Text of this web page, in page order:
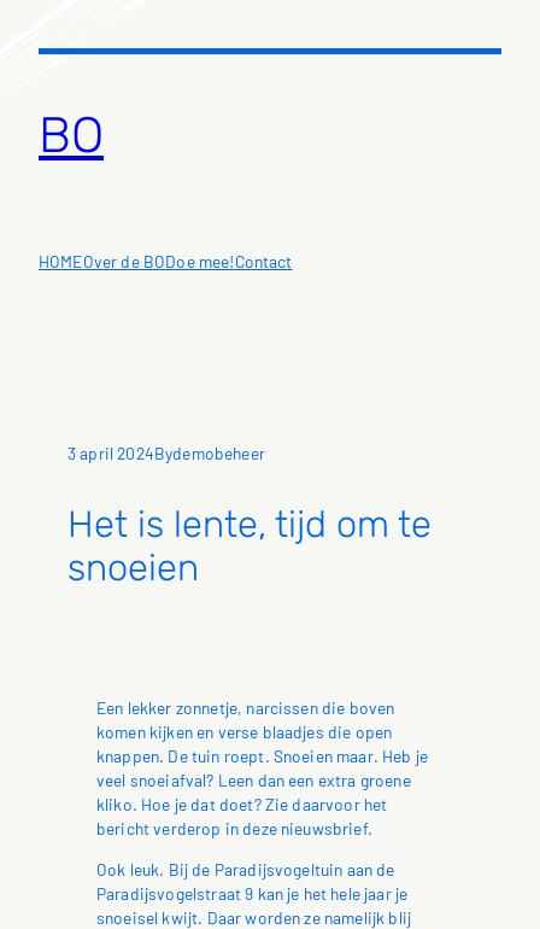
naar
BO
HOMEOver de BODoe mee!Contact
3 april 2024Bydemobeheer
Het is lente, tijd om te
snoeien
Een lekker zonnetje, narcissen die boven
komen kijken en verse blaadjes die open
knappen. De tuin roept. Snoeien maar. Heb je
veel snoeiafval? Leen dan een extra groene
kliko. Hoe je dat doet? Zie daarvoor het
bericht verderop in deze nieuwsbrief.
Ook leuk. Bij de Paradijsvogeltuin aan de
Paradijsvogelstraat 9 kan je het hele jaar je
snoeisel kwijt. Daar worden ze namelijk blij